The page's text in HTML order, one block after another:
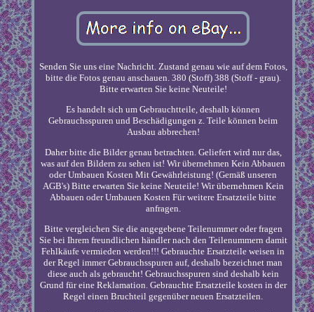
Senden Sie uns eine Nachricht. Zustand genau wie auf dem Fotos,
bitte die Fotos genau anschauen. 380 (Stoff) 388 (Stoff - grau).
Bitte erwarten Sie keine Neuteile!
Es handelt sich um Gebrauchtteile, deshalb können
Gebrauchsspuren und Beschädigungen z. Teile können beim
Ausbau abbrechen!
Daher bitte die Bilder genau betrachten. Geliefert wird nur das,
was auf den Bildern zu sehen ist! Wir übernehmen Kein Abbauen
oder Umbauen Kosten Mit Gewährleistung! (Gemäß unseren
AGB's) Bitte erwarten Sie keine Neuteile! Wir übernehmen Kein
Abbauen oder Umbauen Kosten Für weitere Ersatzteile bitte
anfragen.
Bitte vergleichen Sie die angegebene Teilenummer oder fragen
Sie bei Ihrem freundlichen händler nach den Teilenummern damit
Fehlkäufe vermieden werden!!! Gebrauchte Ersatzteile weisen in
der Regel immer Gebrauchsspuren auf, deshalb bezeichnet man
diese auch als gebraucht! Gebrauchsspuren sind deshalb kein
Grund für eine Reklamation. Gebrauchte Ersatzteile kosten in der
Regel einen Bruchteil gegenüber neuen Ersatzteilen.